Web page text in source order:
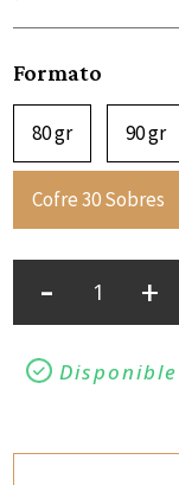
Formato
80 gr 90 gr
Cofre 30 Sobres
- +
Disponible